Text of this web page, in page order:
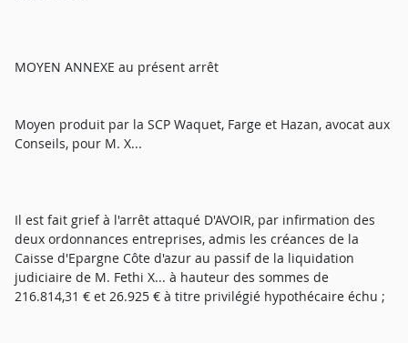
MOYEN ANNEXE au présent arrêt
Moyen produit par la SCP Waquet, Farge et Hazan, avocat aux
Conseils, pour M. X...
Il est fait grief à l'arrêt attaqué D'AVOIR, par infirmation des
deux ordonnances entreprises, admis les créances de la
Caisse d'Epargne Côte d'azur au passif de la liquidation
judiciaire de M. Fethi X... à hauteur des sommes de
216.814,31 € et 26.925 € à titre privilégié hypothécaire échu ;